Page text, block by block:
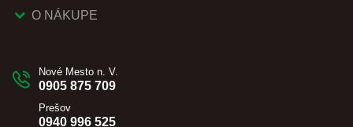
O NÁKUPE
Nové Mesto n. V.
0905 875 709
Prešov
0940 996 525